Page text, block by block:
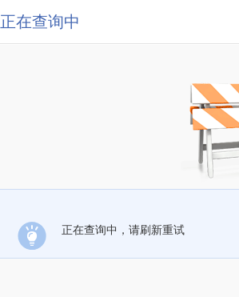
正在查询中
正在查询中，请刷新重试